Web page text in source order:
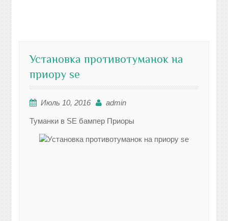
Установка противотуманок на
приору se
Июль 10, 2016 admin
Туманки в SE бампер Приоры